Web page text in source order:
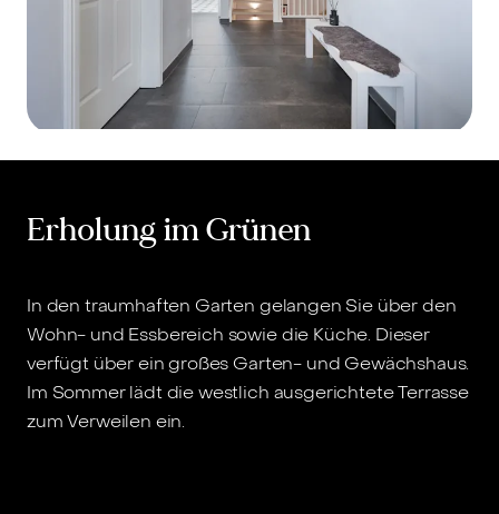
Erholung im Grünen
In den traumhaften Garten gelangen Sie über den
Wohn- und Essbereich sowie die Küche. Dieser
verfügt über ein großes Garten- und Gewächshaus.
Im Sommer lädt die westlich ausgerichtete Terrasse
zum Verweilen ein.